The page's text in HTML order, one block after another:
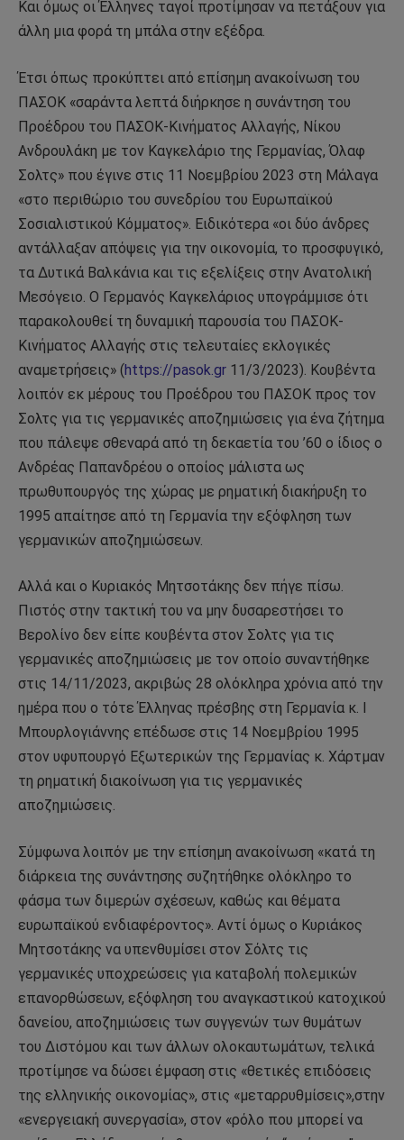
Και όμως οι Έλληνες ταγοί προτίμησαν να πετάξουν για
άλλη μια φορά τη μπάλα στην εξέδρα.
Έτσι όπως προκύπτει από επίσημη ανακοίνωση του
ΠΑΣΟΚ «σαράντα λεπτά διήρκησε η συνάντηση του
Προέδρου του ΠΑΣΟΚ-Κινήματος Αλλαγής, Νίκου
Ανδρουλάκη με τον Καγκελάριο της Γερμανίας, Όλαφ
Σολτς» που έγινε στις 11 Νοεμβρίου 2023 στη Μάλαγα
«στο περιθώριο του συνεδρίου του Ευρωπαϊκού
Σοσιαλιστικού Κόμματος». Ειδικότερα «οι δύο άνδρες
αντάλλαξαν απόψεις για την οικονομία, το προσφυγικό,
τα Δυτικά Βαλκάνια και τις εξελίξεις στην Ανατολική
Μεσόγειο. Ο Γερμανός Καγκελάριος υπογράμμισε ότι
παρακολουθεί τη δυναμική παρουσία του ΠΑΣΟΚ-
Κινήματος Αλλαγής στις τελευταίες εκλογικές
αναμετρήσεις» (https://pasok.gr 11/3/2023). Κουβέντα
λοιπόν εκ μέρους του Προέδρου του ΠΑΣΟΚ προς τον
Σολτς για τις γερμανικές αποζημιώσεις για ένα ζήτημα
που πάλεψε σθεναρά από τη δεκαετία του ’60 ο ίδιος ο
Ανδρέας Παπανδρέου ο οποίος μάλιστα ως
πρωθυπουργός της χώρας με ρηματική διακήρυξη το
1995 απαίτησε από τη Γερμανία την εξόφληση των
γερμανικών αποζημιώσεων.
Αλλά και ο Κυριακός Μητσοτάκης δεν πήγε πίσω.
Πιστός στην τακτική του να μην δυσαρεστήσει το
Βερολίνο δεν είπε κουβέντα στον Σολτς για τις
γερμανικές αποζημιώσεις με τον οποίο συναντήθηκε
στις 14/11/2023, ακριβώς 28 ολόκληρα χρόνια από την
ημέρα που ο τότε Έλληνας πρέσβης στη Γερμανία κ. Ι
Μπουρλογιάννης επέδωσε στις 14 Νοεμβρίου 1995
στον υφυπουργό Εξωτερικών της Γερμανίας κ. Χάρτμαν
τη ρηματική διακοίνωση για τις γερμανικές
αποζημιώσεις.
Σύμφωνα λοιπόν με την επίσημη ανακοίνωση «κατά τη
διάρκεια της συνάντησης συζητήθηκε ολόκληρο το
φάσμα των διμερών σχέσεων, καθώς και θέματα
ευρωπαϊκού ενδιαφέροντος». Αντί όμως ο Κυριάκος
Μητσοτάκης να υπενθυμίσει στον Σόλτς τις
γερμανικές υποχρεώσεις για καταβολή πολεμικών
επανορθώσεων, εξόφληση του αναγκαστικού κατοχικού
δανείου, αποζημιώσεις των συγγενών των θυμάτων
του Διστόμου και των άλλων ολοκαυτωμάτων, τελικά
προτίμησε να δώσει έμφαση στις «θετικές επιδόσεις
της ελληνικής οικονομίας», στις «μεταρρυθμίσεις»,στην
«ενεργειακή συνεργασία», στον «ρόλο που μπορεί να